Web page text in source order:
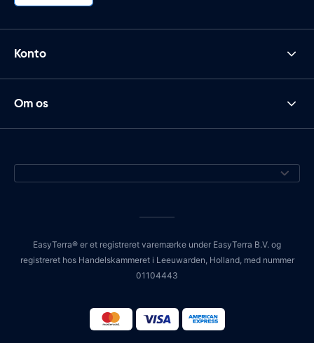
Konto
Om os
EasyTerra® er et registreret varemærke under EasyTerra B.V. og
registreret hos Handelskammeret i Leeuwarden, Holland, med nummer
01104443